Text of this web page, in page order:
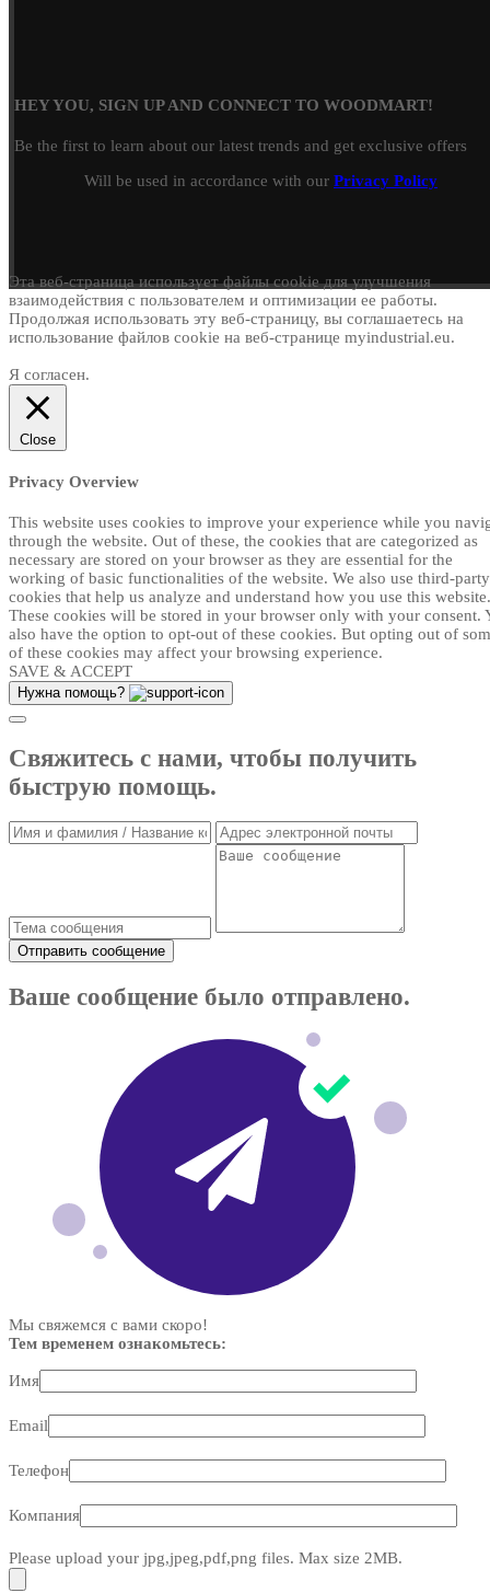
HEY YOU, SIGN UP AND CONNECT TO WOODMART!
Be the first to learn about our latest trends and get exclusive offers
Will be used in accordance with our Privacy Policy
Эта веб-страница использует файлы cookie для улучшения
взаимодействия с пользователем и оптимизации ее работы.
Продолжая использовать эту веб-страницу, вы соглашаетесь на
использование файлов cookie на веб-странице myindustrial.eu.
Я согласен.
Close
Privacy Overview
This website uses cookies to improve your experience while you
through the website. Out of these, the cookies that are categorized as
necessary are stored on your browser as they are essential for the
working of basic functionalities of the website. We also use third-party
cookies that help us analyze and understand how you use this website.
These cookies will be stored in your browser only with your consent.
also have the option to opt-out of these cookies. But opting out of
of these cookies may affect your browsing experience.
SAVE & ACCEPT
Нужна помощь?
Свяжитесь с нами, чтобы получить
быструю помощь.
Отправить сообщение
Ваше сообщение было отправлено.
Мы свяжемся с вами скоро!
Тем временем ознакомьтесь:
Имя
Email
Телефон
Компания
Please upload your jpg,jpeg,pdf,png files. Max size 2MB.